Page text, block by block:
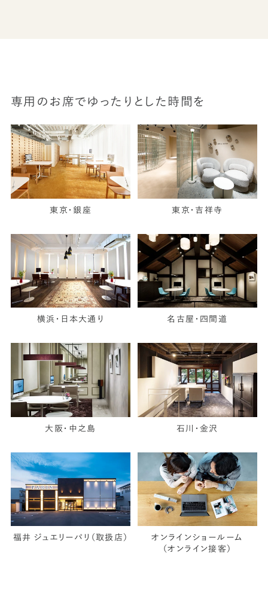
専用のお席でゆったりとした時間を
東京・銀座 東京・吉祥寺
横浜・日本大通り 名古屋・四間道
大阪・中之島 石川・金沢
福井 ジュエリーパリ（取扱店）
オンラインショールーム
（オンライン接客）